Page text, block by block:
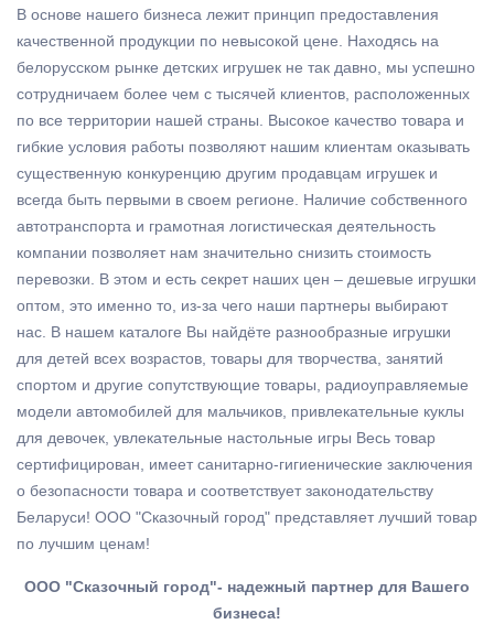
В основе нашего бизнеса лежит принцип предоставления
качественной продукции по невысокой цене. Находясь на
белорусском рынке детских игрушек не так давно, мы успешно
сотрудничаем более чем с тысячей клиентов, расположенных
по все территории нашей страны. Высокое качество товара и
гибкие условия работы позволяют нашим клиентам оказывать
существенную конкуренцию другим продавцам игрушек и
всегда быть первыми в своем регионе. Наличие собственного
автотранспорта и грамотная логистическая деятельность
компании позволяет нам значительно снизить стоимость
перевозки. B этом и есть секрет наших цен – дешевые игрушки
оптом, это именно то, из-за чего наши партнеры выбирают
нас. В нашем каталоге Вы найдёте разнообразные игрушки
для детей всех возрастов, товары для творчества, занятий
спортом и другие сопутствующие товары, радиоуправляемые
модели автомобилей для мальчиков, привлекательные куклы
для девочек, увлекательные настольные игры Весь товар
сертифицирован, имеет санитарно-гигиенические заключения
о безопасности товара и соответствует законодательству
Беларуси! ООО "Сказочный город" представляет лучший товар
по лучшим ценам!
ООО "Сказочный город"- надежный партнер для Вашего
бизнеса!